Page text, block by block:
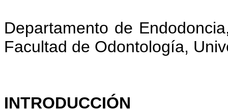
Departamento de
Facultad de Odontología,
INTRODUCCIÓN